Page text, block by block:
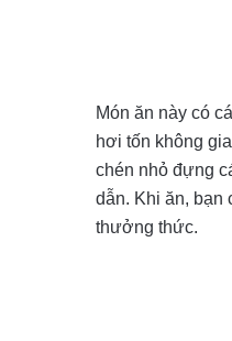
Món ăn này có
hơi tốn không
chén nhỏ đựng
dẫn. Khi ăn, bạn
thưởng thức.